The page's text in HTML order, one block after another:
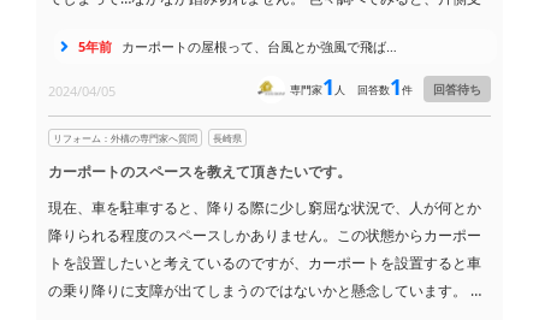
があるんですよね。
外構屋さんにも相談したけど、「そんなに壊れるものではない」っ
でも、やっぱり不安は残るんです。
とは、片側支持は避けるべきなのかな？
もし、強風対策できるなら、どんな方法があるのか教えて下さい！
5年前 カーポートの屋根って、台風とか強風で飛ば…
2024/04/05 回答待ち
回答数1件
専門家1 人
リフォーム：外構の専門家へ質問 長崎県
カーポートのスペースを教えて頂きたいです。
現在、車を駐車すると、降りる際に少し窮屈な状況で、人が何とか
降りられる程度のスペースしかありません。この状態からカーポー
トを設置したいと考えているのですが、カーポートを設置すると車
の乗り降りに支障が出てしまうのではないかと懸念しています。 一